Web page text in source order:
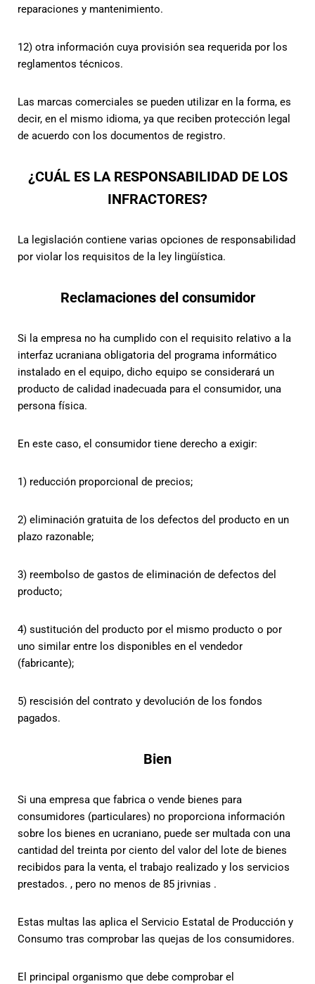
reparaciones y mantenimiento.
12) otra información cuya provisión sea requerida por los
reglamentos técnicos.
Las marcas comerciales se pueden utilizar en la forma, es
decir, en el mismo idioma, ya que reciben protección legal
de acuerdo con los documentos de registro.
¿CUÁL ES LA RESPONSABILIDAD DE LOS
INFRACTORES?
La legislación contiene varias opciones de responsabilidad
por violar los requisitos de la ley lingüística.
Reclamaciones del consumidor
Si la empresa no ha cumplido con el requisito relativo a la
interfaz ucraniana obligatoria del programa informático
instalado en el equipo, dicho equipo se considerará un
producto de calidad inadecuada para el consumidor, una
persona física.
En este caso, el consumidor tiene derecho a exigir:
1) reducción proporcional de precios;
2) eliminación gratuita de los defectos del producto en un
plazo razonable;
3) reembolso de gastos de eliminación de defectos del
producto;
4) sustitución del producto por el mismo producto o por
uno similar entre los disponibles en el vendedor
(fabricante);
5) rescisión del contrato y devolución de los fondos
pagados.
Bien
Si una empresa que fabrica o vende bienes para
consumidores (particulares) no proporciona información
sobre los bienes en ucraniano, puede ser multada con una
cantidad del treinta por ciento del valor del lote de bienes
recibidos para la venta, el trabajo realizado y los servicios
prestados. , pero no menos de 85 jrivnias .
Estas multas las aplica el Servicio Estatal de Producción y
Consumo tras comprobar las quejas de los consumidores.
El principal organismo que debe comprobar el